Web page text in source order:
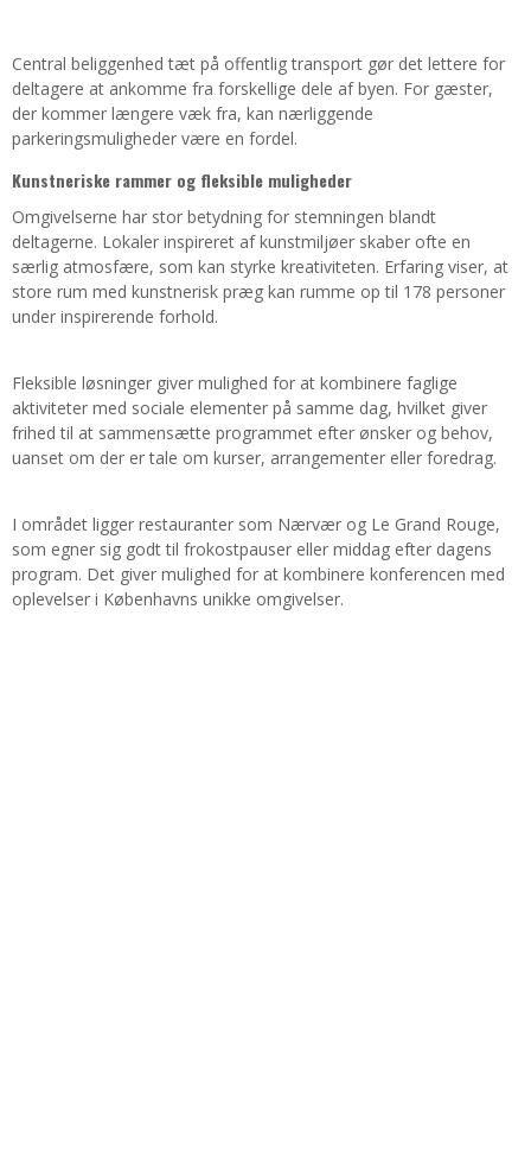
Central beliggenhed tæt på offentlig transport gør det lettere for
deltagere at ankomme fra forskellige dele af byen. For gæster,
der kommer længere væk fra, kan nærliggende
parkeringsmuligheder være en fordel.
Kunstneriske rammer og fleksible muligheder
Omgivelserne har stor betydning for stemningen blandt
deltagerne. Lokaler inspireret af kunstmiljøer skaber ofte en
særlig atmosfære, som kan styrke kreativiteten. Erfaring viser, at
store rum med kunstnerisk præg kan rumme op til 178 personer
under inspirerende forhold.
Fleksible løsninger giver mulighed for at kombinere faglige
aktiviteter med sociale elementer på samme dag, hvilket giver
frihed til at sammensætte programmet efter ønsker og behov,
uanset om der er tale om kurser, arrangementer eller foredrag.
I området ligger restauranter som Nærvær og Le Grand Rouge,
som egner sig godt til frokostpauser eller middag efter dagens
program. Det giver mulighed for at kombinere konferencen med
oplevelser i Københavns unikke omgivelser.